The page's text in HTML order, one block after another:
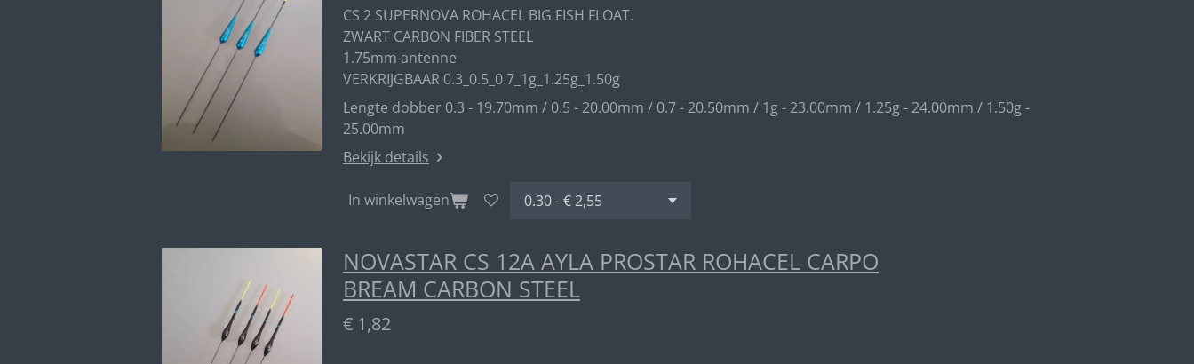
CS 2 SUPERNOVA ROHACEL BIG FISH FLOAT.
ZWART CARBON FIBER STEEL
1.75mm antenne
VERKRIJGBAAR 0.3_0.5_0.7_1g_1.25g_1.50g
Lengte dobber 0.3 - 19.70mm / 0.5 - 20.00mm / 0.7 - 20.50mm / 1g - 23.00mm / 1.25g - 24.00mm / 1.50g -
25.00mm
Bekijk details
In winkelwagen
NOVASTAR CS 12A AYLA PROSTAR ROHACEL CARPO
BREAM CARBON STEEL
€ 1,82